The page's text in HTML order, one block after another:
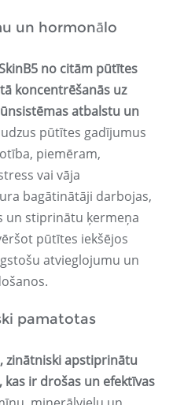
un hormonālo
no citām pūtītes
koncentrēšanās uz
atbalstu un
pūtītes gadījumus
piemēram,
vai vāja
bagātinātāji darbojas,
un stiprinātu ķermeņa
pūtītes iekšējos
atvieglojumu un
pamatotas
zinātniski apstiprinātu
ir drošas un efektīvas